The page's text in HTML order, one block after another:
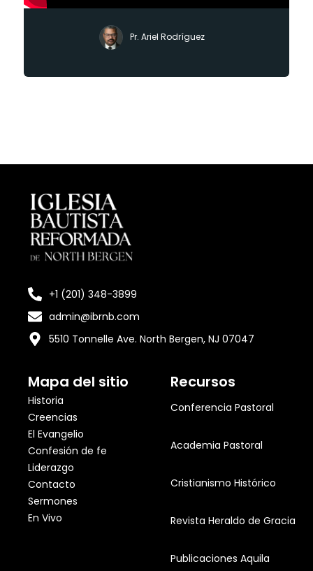
Pr. Ariel Rodríguez
+1 (201) 348-3899
admin@ibrnb.com
5510 Tonnelle Ave. North Bergen, NJ 07047
Mapa del sitio
Historia
Creencias
El Evangelio
Confesión de fe
Liderazgo
Contacto
Sermones
En Vivo
Recursos
Conferencia Pastoral
Academia Pastoral
Cristianismo Histórico
Revista Heraldo de Gracia
Publicaciones Aquila